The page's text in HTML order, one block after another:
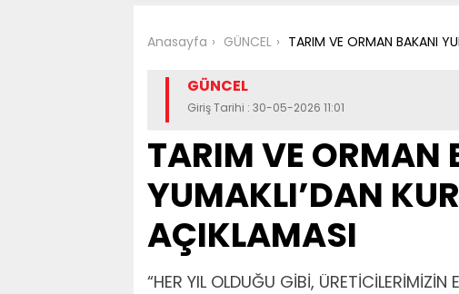
Anasayfa GÜNCEL TARIM VE ORMAN BAKANI
GÜNCEL
Giriş Tarihi : 30-05-2026 11:01
TARIM VE ORMAN
YUMAKLI’DAN
AÇIKLAMASI
“HER YIL OLDUĞU GİBİ, ÜRETİCİLERİMİZİN